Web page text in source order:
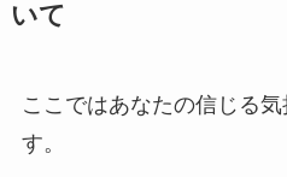
いて
ここではあなたの信じる
す。